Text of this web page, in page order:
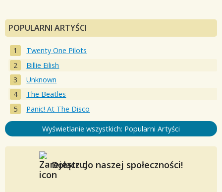
POPULARNI ARTYŚCI
Twenty One Pilots
Billie Eilish
Unknown
The Beatles
Panic! At The Disco
Wyświetlanie wszystkich: Popularni Artyści
Dołącz do naszej społeczności!